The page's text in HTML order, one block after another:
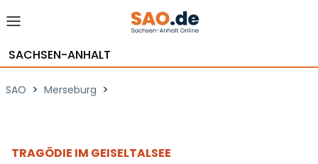
SACHSEN-ANHALT
SAO > Merseburg >
TRAGÖDIE IM GEISELTALSEE